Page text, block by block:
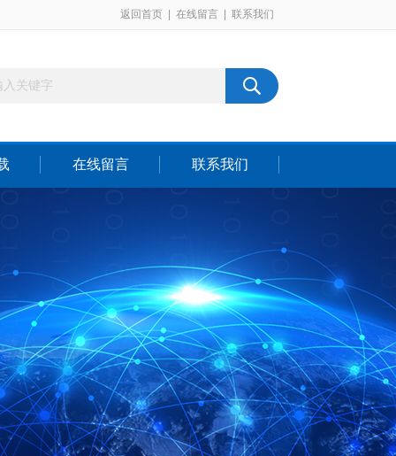
返回首页 在线留言 联系我们
在线留言 联系我们